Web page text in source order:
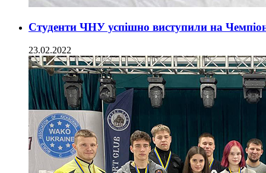
Студенти ЧНУ успішно виступили на
23.02.2022